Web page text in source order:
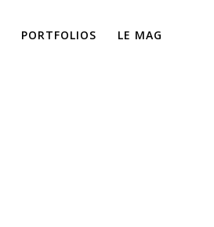
PORTFOLIOS LE MAG